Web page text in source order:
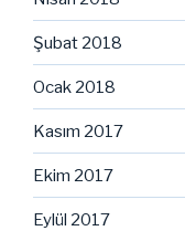
Şubat 2018
Ocak 2018
Kasım 2017
Ekim 2017
Eylül 2017